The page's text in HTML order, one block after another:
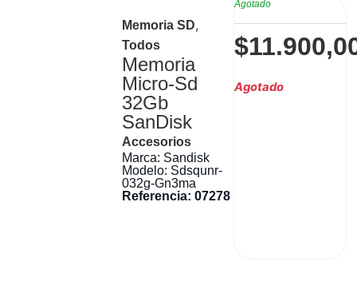
Memoria SD,
Todos
Memoria
Micro-Sd
32Gb
SanDisk
Accesorios
Marca: Sandisk
Modelo: Sdsqunr-
032g-Gn3ma
Referencia: 07278
Agotado
$
Agotado